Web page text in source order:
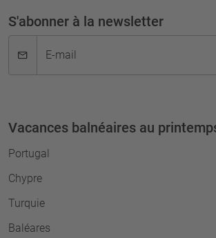
S'abonner à la newsletter
E-mail
Vacances balnéaires au
Portugal
Chypre
Turquie
Baléares